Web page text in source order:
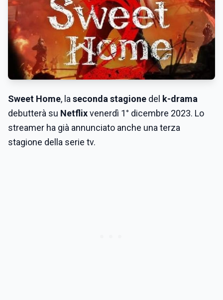
Sweet Home, la seconda stagione del k-drama
debutterà su Netflixvenerdì 1° dicembre 2023. Lo
streamer ha già annunciato anche una terza
stagione della serie tv.